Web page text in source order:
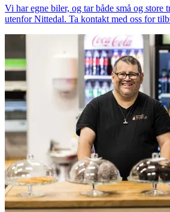
Vi har egne biler, og tar både små og store
utenfor Nittedal. Ta kontakt med oss for